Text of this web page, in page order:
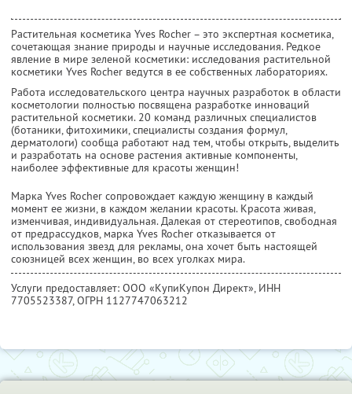
Растительная косметика Yves Rocher – это экспертная косметика,
сочетающая знание природы и научные исследования. Редкое
явление в мире зеленой косметики: исследования растительной
косметики Yves Rocher ведутся в ее собственных лабораториях.
Работа исследовательского центра научных разработок в области
косметологии полностью посвящена разработке инноваций
растительной косметики. 20 команд различных специалистов
(ботаники, фитохимики, специалисты создания формул,
дерматологи) сообща работают над тем, чтобы открыть, выделить
и разработать на основе растения активные компоненты,
наиболее эффективные для красоты женщин!
Марка Yves Rocher сопровождает каждую женщину в каждый
момент ее жизни, в каждом желании красоты. Красота живая,
изменчивая, индивидуальная. Далекая от стереотипов, свободная
от предрассудков, марка Yves Rocher отказывается от
использования звезд для рекламы, она хочет быть настоящей
союзницей всех женщин, во всех уголках мира.
Услуги предоставляет: ООО «КупиКупон Директ», ИНН
7705523387, ОГРН 1127747063212